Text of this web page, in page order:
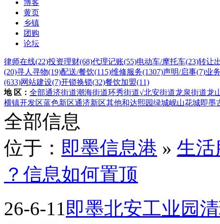
博客
黄页
乡镇
团购
论坛
律师在线(22)投资理财(68)代理记账(55)电动车/摩托车(23)转让
(20)寻人寻物(19)配送/餐饮(115)维修服务(1307)声明/启事(7)业
(633)网站建设(7)开锁换锁(32)餐饮加盟(11)
地 区： 全部通济街道潮海街道环秀街道√北安街道龙泉街道龙
横镇开发区蓝色新区通济新区其他和达熙园绿城岘山花城即墨
全部信息
位于： 即墨信息港 » 生活
？信息如何置顶
26-6-11即墨北安工业园